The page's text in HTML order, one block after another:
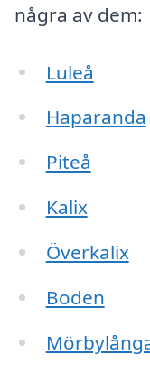
några av dem:
Luleå
Haparanda
Piteå
Kalix
Överkalix
Boden